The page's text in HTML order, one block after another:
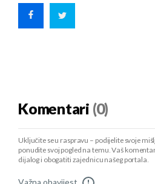
Komentari (0)
Uključite se u raspravu – podijelite svoje
ponudite svoj pogled na temu. Vaš
dijalog i obogatiti zajednicu našeg portala.